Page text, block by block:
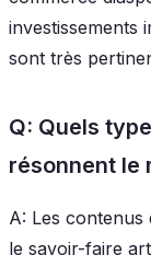
investissements
sont très
Q: Quels
résonnent le
A: Les contenus
le savoir-faire